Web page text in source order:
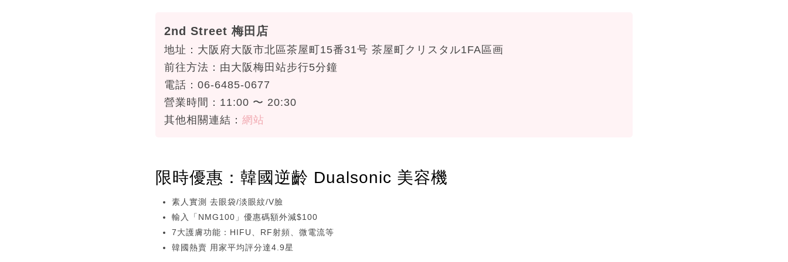
2nd Street 梅田店
地址：大阪府大阪市北區茶屋町15番31号 茶屋町クリスタル1FA區画
前往方法：由大阪梅田站步行5分鐘
電話：06-6485-0677
營業時間：11:00 〜 20:30
其他相關連結： 網站
限時優惠：韓國逆齡 Dualsonic 美容機
素人實測 去眼袋/淡眼紋/V臉
輸入「NMG100」優惠碼額外減$100
7大護膚功能：HIFU、RF射頻、微電流等
韓國熱賣 用家平均評分達4.9星